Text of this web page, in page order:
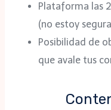
Plataforma las
(no estoy
Posibilidad de
que avale tus